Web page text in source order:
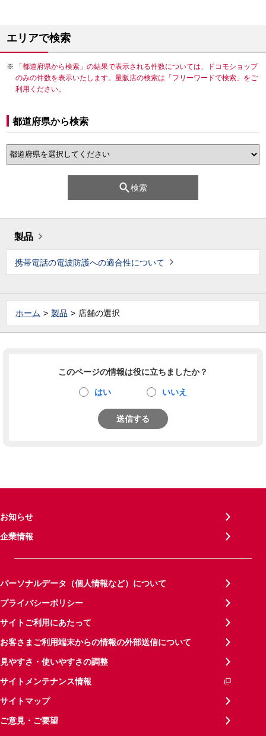
エリアで検索
「都道府県から検索」の結果で表示される件数については、ドコモショップ
のみの件数を表示いたします。量販店の検索は「フリーワードで検索」をご
利用ください。
都道府県から検索
検索
製品
携帯電話の電波防護への適合性について
ホーム 製品 店舗の選択
このページの情報は役に立ちましたか？
はい いいえ
送信する
お知らせ
企業情報
パーソナルデータ（個人情報など）について
プライバシーポリシー
サイトご利用にあたって
お客さまご利用端末からの情報の外部送信について
見やすさ・使いやすさの調整
サイトメンテナンス情報
サイトマップ
ご意見・ご要望